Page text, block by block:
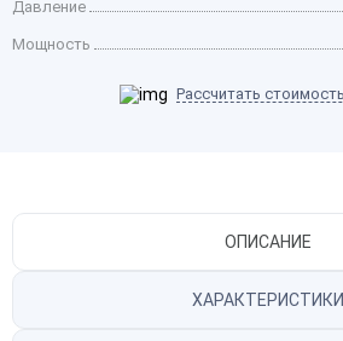
Давление
Мощность
Рассчитать
ОПИСАНИЕ
ХАРАКТЕРИСТИКИ